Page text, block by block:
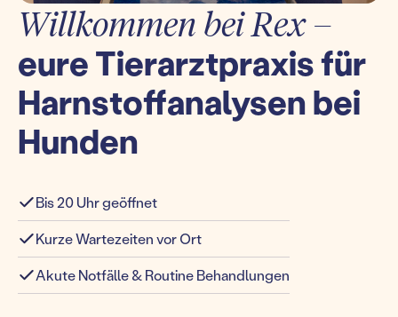
Willkommen bei Rex –
eure Tierarztpraxis für
Harnstoffanalysen bei
Hunden
Bis 20 Uhr geöffnet
Kurze Wartezeiten vor Ort
Akute Notfälle & Routine Behandlungen